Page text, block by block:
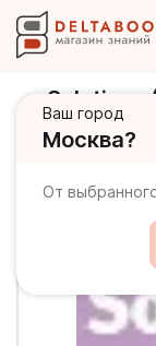
Ваш город
Москва?
От
Solutions
Workbook